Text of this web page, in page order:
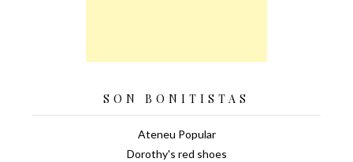
SON BONITISTAS
Ateneu Popular
Dorothy's red shoes